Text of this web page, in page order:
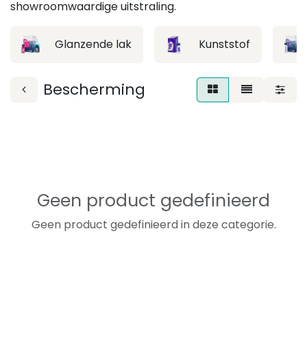
showroomwaardige uitstraling.
Glanzende lak Kunststof
Bescherming
Geen product gedefinieerd
Geen product gedefinieerd in deze categorie.